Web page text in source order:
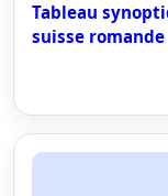
Tableau
suisse romande